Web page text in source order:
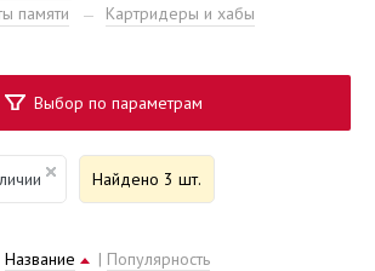
памяти
Картридеры и хабы
Выбор по параметрам
Найдено 3 шт.
Название | Популярность